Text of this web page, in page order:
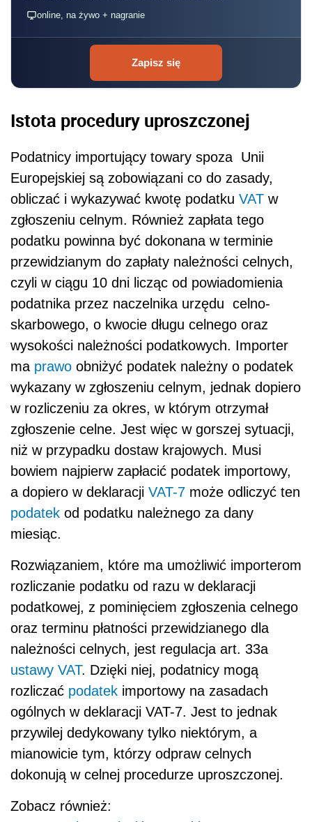
online, na żywo + nagranie
Zapisz się
Istota procedury uproszczonej
Podatnicy importujący towary spoza Unii
Europejskiej są zobowiązani co do zasady,
obliczać i wykazywać kwotę podatku VAT w
zgłoszeniu celnym. Również zapłata tego
podatku powinna być dokonana w terminie
przewidzianym do zapłaty należności celnych,
czyli w ciągu 10 dni licząc od powiadomienia
podatnika przez naczelnika urzędu celno-
skarbowego, o kwocie długu celnego oraz
wysokości należności podatkowych. Importer
ma prawo obniżyć podatek należny o podatek
wykazany w zgłoszeniu celnym, jednak dopiero
w rozliczeniu za okres, w którym otrzymał
zgłoszenie celne. Jest więc w gorszej sytuacji,
niż w przypadku dostaw krajowych. Musi
bowiem najpierw zapłacić podatek importowy,
a dopiero w deklaracji VAT-7 może odliczyć ten
podatek od podatku należnego za dany
miesiąc.
Rozwiązaniem, które ma umożliwić importerom
rozliczanie podatku od razu w deklaracji
podatkowej, z pominięciem zgłoszenia celnego
oraz terminu płatności przewidzianego dla
należności celnych, jest regulacja art. 33a
ustawy VAT. Dzięki niej, podatnicy mogą
rozliczać podatek importowy na zasadach
ogólnych w deklaracji VAT-7. Jest to jednak
przywilej dedykowany tylko niektórym, a
mianowicie tym, którzy odpraw celnych
dokonują w celnej procedurze uproszczonej.
Zobacz również: